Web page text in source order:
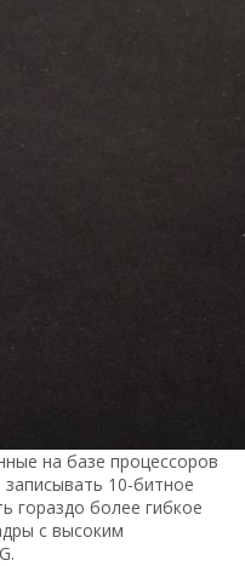
на базе процессоров
записывать 10-битное
гораздо более гибкое
с высоким